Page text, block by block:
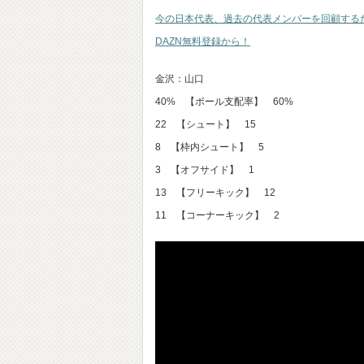
今の日本代表、過去の代表メンバーを回顧す
DAZN無料登録から！
金沢：山口
40% 【ボール支配率】 60%
22 【シュート】 15
8 【枠内シュート】 5
3 【オフサイド】 1
13 【フリーキック】 12
11 【コーナーキック】 2